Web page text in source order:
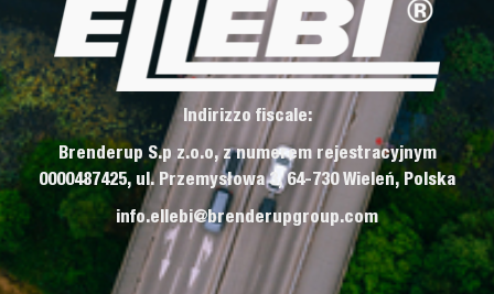
Indirizzo fiscale:
Brenderup S.p z.o.o, z numerem rejestracyjnym
0000487425, ul. Przemysłowa 3, 64-730 Wieleń, Polska
info.ellebi@brenderupgroup.com